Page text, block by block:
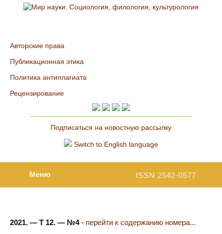
Авторские права
Публикационная этика
Политика антиплагиата
Рецензирование
Подписаться на новостную рассылку
Switch to English language
ISSN 2542-0577
Меню
2021. — Т 12. — №4- перейти к содержанию номера...